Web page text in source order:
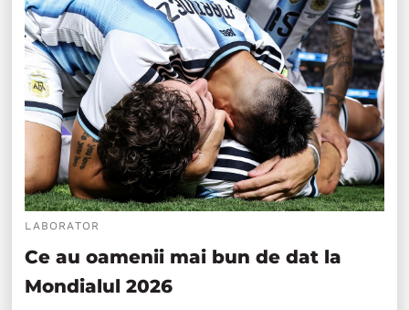
LABORATOR
Ce au oamenii mai bun de dat la
Mondialul 2026